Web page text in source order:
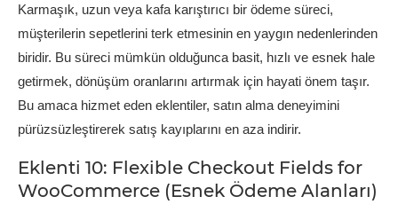
Karmaşık, uzun veya kafa karıştırıcı bir ödeme süreci,
müşterilerin sepetlerini terk etmesinin en yaygın nedenlerinden
biridir. Bu süreci mümkün olduğunca basit, hızlı ve esnek hale
getirmek, dönüşüm oranlarını artırmak için hayati önem taşır.
Bu amaca hizmet eden eklentiler, satın alma deneyimini
pürüzsüzleştirerek satış kayıplarını en aza indirir.
Eklenti 10: Flexible Checkout Fields for
WooCommerce (Esnek Ödeme Alanları)